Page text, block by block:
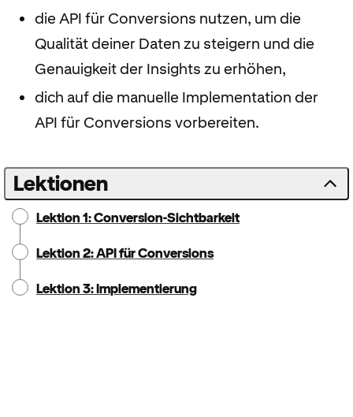
die API für Conversions nutzen, um die
Qualität deiner Daten zu steigern und die
Genauigkeit der Insights zu erhöhen,
dich auf die manuelle Implementation der
API für Conversions vorbereiten.
Lektionen
Lektion 1: Conversion-Sichtbarkeit
Lektion 2: API für Conversions
Lektion 3: Implementierung